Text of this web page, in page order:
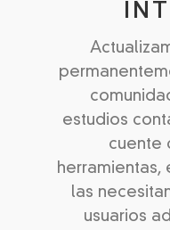
estudios
cuente
herramientas,
las
usuarios